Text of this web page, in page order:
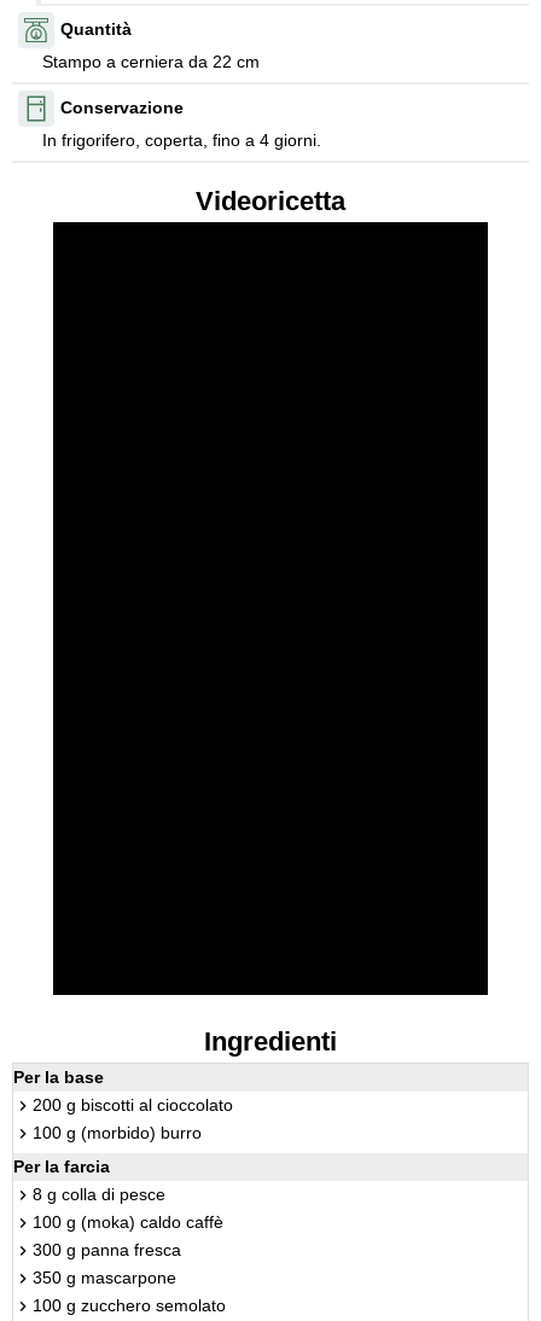
Quantità
Stampo a cerniera da 22 cm
Conservazione
In frigorifero, coperta, fino a 4 giorni.
Videoricetta
Ingredienti
Per la base
200 g biscotti al cioccolato
100 g (morbido) burro
Per la farcia
8 g colla di pesce
100 g (moka) caldo caffè
300 g panna fresca
350 g mascarpone
100 g zucchero semolato